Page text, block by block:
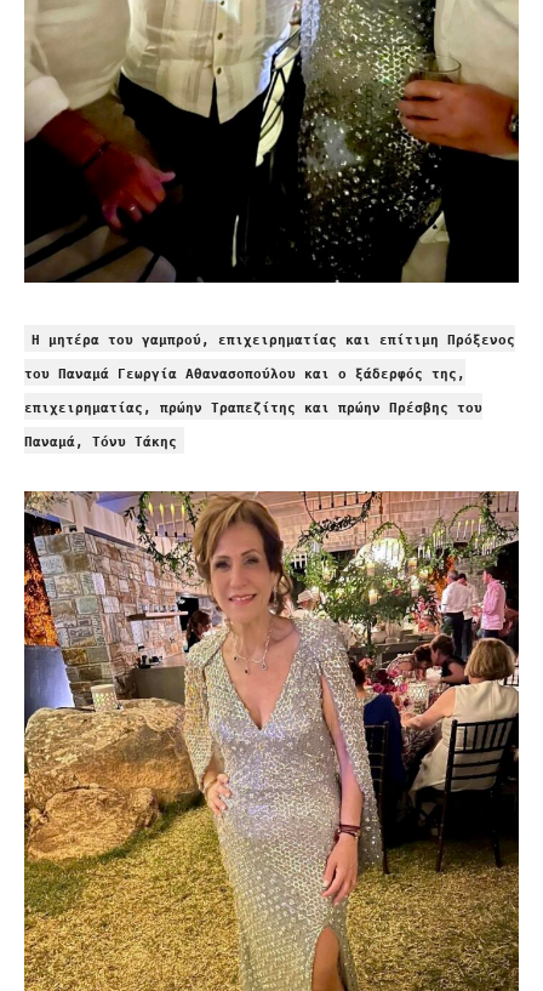
Η μητέρα του γαμπρού, επιχειρηματίας και επίτιμη Πρόξενος
του Παναμά Γεωργία Αθανασοπούλου και ο ξάδερφός της,
επιχειρηματίας, πρώην Τραπεζίτης και πρώην Πρέσβης του
Παναμά, Τόνυ Τάκης